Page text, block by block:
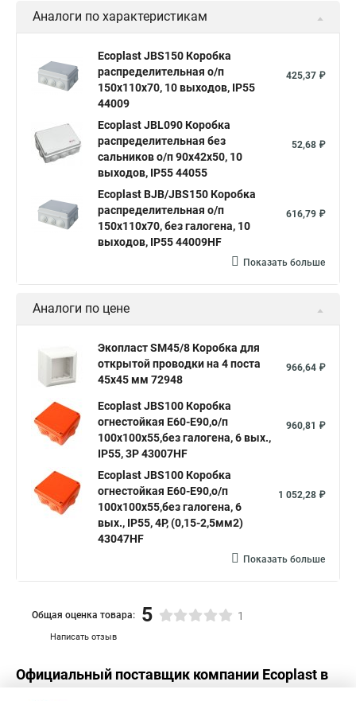
Аналоги по характеристикам
Ecoplast JBS150 Коробка
распределительная о/п
150х110х70, 10 выходов, IP55
44009
425,37 ₽
Ecoplast JBL090 Коробка
распределительная без
сальников о/п 90х42х50, 10
выходов, IP55 44055
52,68 ₽
Ecoplast BJB/JBS150 Коробка
распределительная о/п
150х110х70, без галогена, 10
выходов, IP55 44009HF
616,79 ₽
Показать больше
Аналоги по цене
Экопласт SM45/8 Коробка для
открытой проводки на 4 поста
45х45 мм 72948
966,64 ₽
Ecoplast JBS100 Коробка
огнестойкая E60-E90,о/п
100х100х55,без галогена, 6 вых.,
IP55, 3P 43007HF
960,81 ₽
Ecoplast JBS100 Коробка
огнестойкая E60-E90,о/п
100х100х55,без галогена, 6
вых., IP55, 4P, (0,15-2,5мм2)
43047HF
1 052,28 ₽
Показать больше
Написать отзыв
Общая оценка товара: 5 1
Официальный поставщик компании Ecoplast в